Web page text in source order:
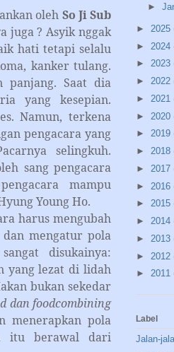
oleh So Ji Sub
juga ? Asyik nggak
hati tetapi selalu
kanker tulang.
panjang. Saat dia
yang kesepian.
Namun, terkena
pengacara yang
selingkuh.
sang pengacara
mampu
Young Ho.
harus mengubah
mengatur pola
disukainya:
yang lezat di lidah
bukan sekedar
dan foodcombining
menerapkan pola
itu berawal dari
►
► 2025
► 2024
► 2023
► 2022
► 2021
► 2020
► 2019
► 2018
► 2017
► 2016
► 2015
► 2014
► 2013
► 2012
► 2011
Label
Jalan-